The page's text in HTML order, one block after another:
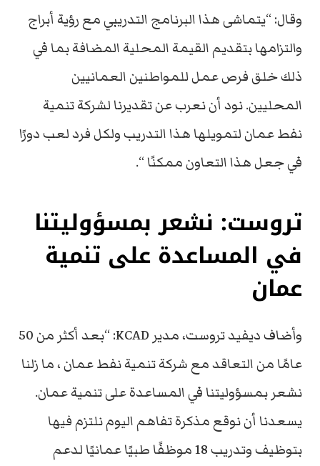
وقال: “يتماشى هذا البرنامج التدريبي مع رؤية أبراج
والتزامها بتقديم القيمة المحلية المضافة بما في
ذلك خلق فرص عمل للمواطنين العمانيين
المحليين. نود أن نعرب عن تقديرنا لشركة تنمية
نفط عمان لتمويلها هذا التدريب ولكل فرد لعب دورًا
في جعل هذا التعاون ممكنًا “.
تروست: نشعر بمسؤوليتنا
في المساعدة على تنمية
عمان
وأضاف ديفيد تروست، مدير KCAD: “بعد أكثر من 50
عامًا من التعاقد مع شركة تنمية نفط عمان ، ما زلنا
نشعر بمسؤوليتنا في المساعدة على تنمية عمان.
يسعدنا أن نوقع مذكرة تفاهم اليوم نلتزم فيها
بتوظيف وتدريب 18 موظفًا طبيًا عمانيًا لدعم